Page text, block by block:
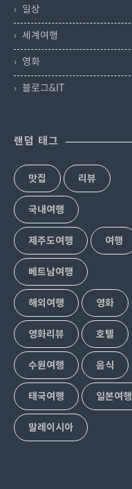
일상
세계여행
영화
블로그&IT
랜덤 태그
맛집 리뷰
국내여행
제주도여행 여행
베트남여행
해외여행 영화
영화리뷰 호텔
수원여행 음식
태국여행 일본여행
말레이시아